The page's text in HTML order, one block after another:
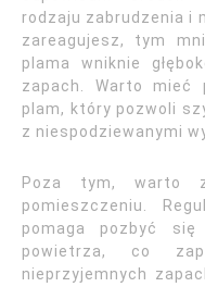
rodzaju zabrudzenia i
zareagujesz, tym
plama wniknie
zapach. Warto mieć
plam, który pozwoli
z niespodziewanymi
Poza tym, warto
pomieszczeniu.
pomaga pozbyć
powietrza, co
nieprzyjemnych